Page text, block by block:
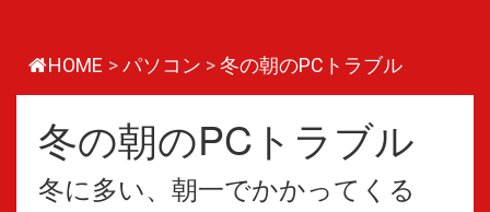
HOME >パソコン >冬の朝のPCトラブル
冬の朝のPCトラブル
冬に多い、朝一でかかってくる